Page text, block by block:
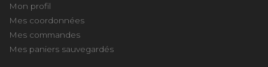
Mon profil
Mes coordonnées
Mes commandes
Mes paniers sauvegardés